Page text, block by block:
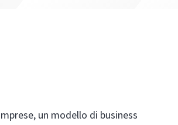
un modello di business